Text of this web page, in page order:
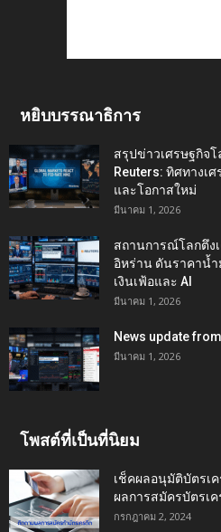
หยิบบรรณาธิการ
สรุปข่าวเศรษฐกิจโ
Reuters: ทิศทางเ
และโอกาสใหม่
มีนาคม 1, 2026
สถานการณ์โลกตึง
อิหร่าน ดันราคาน้
เงินเฟ้อและ AI
มีนาคม 1, 2026
News update
มีนาคม 1, 2026
โพสต์ที่เป็นที่นิยม
เช็คผลอนุมัติบัตรเ
ผลการสมัครบัตรเ
กรกฎาคม 2, 2024